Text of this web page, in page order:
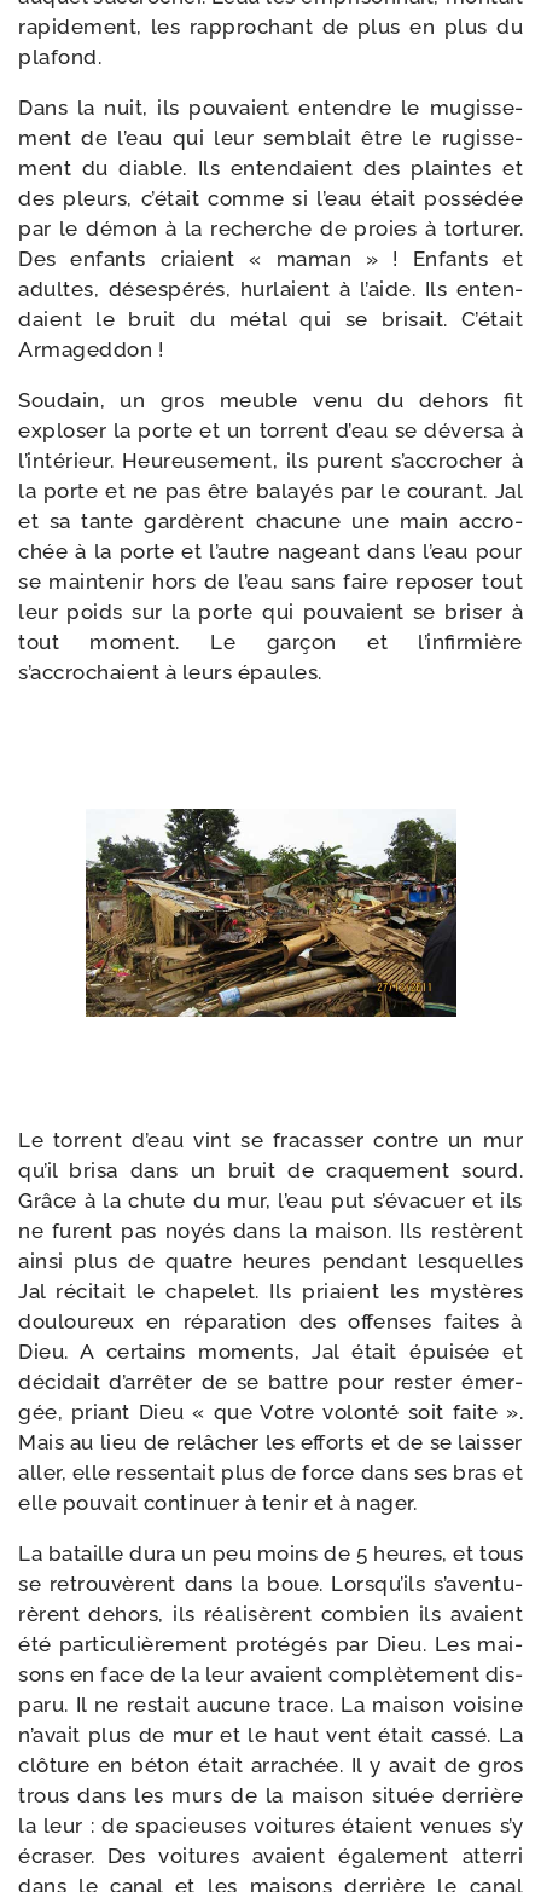
rapi­de­ment, les rap­pro­chant de plus en plus du
plafond.
Dans la nuit, ils pou­vaient entendre le mugis­se­
ment de l’eau qui leur sem­blait être le rugis­se­
ment du diable. Ils enten­daient des plaintes et
des pleurs, c’é­tait comme si l’eau était pos­sé­dée
par le démon à la recherche de proies à tor­tu­rer.
Des enfants criaient « maman » ! Enfants et
adultes, déses­pé­rés, hur­laient à l’aide. Ils enten­
daient le bruit du métal qui se bri­sait. C’était
Armageddon !
Soudain, un gros meuble venu du dehors fit
explo­ser la porte et un tor­rent d’eau se déver­sa à
l’in­té­rieur. Heureusement, ils purent s’ac­cro­cher à
la porte et ne pas être balayés par le cou­rant. Jal
et sa tante gar­dèrent cha­cune une main accro­
chée à la porte et l’autre nageant dans l’eau pour
se main­te­nir hors de l’eau sans faire repo­ser tout
leur poids sur la porte qui pou­vaient se bri­ser à
tout moment. Le gar­çon et l’infirmière
s’accrochaient à leurs épaules.
Le tor­rent d’eau vint se fra­cas­ser contre un mur
qu’il bri­sa dans un bruit de cra­que­ment sourd.
Grâce à la chute du mur, l’eau put s’é­va­cuer et ils
ne furent pas noyés dans la mai­son. Ils res­tèrent
ain­si plus de quatre heures pen­dant les­quelles
Jal réci­tait le cha­pe­let. Ils priaient les mys­tères
dou­lou­reux en répa­ra­tion des offenses faites à
Dieu. A cer­tains moments, Jal était épui­sée et
déci­dait d’ar­rê­ter de se battre pour res­ter émer­
gée, priant Dieu « que Votre volon­té soit faite ».
Mais au lieu de relâ­cher les efforts et de se lais­ser
aller, elle res­sen­tait plus de force dans ses bras et
elle pou­vait conti­nuer à tenir et à nager.
La bataille dura un peu moins de 5 heures, et tous
se retrou­vèrent dans la boue. Lorsqu’ils s’a­ven­tu­
rèrent dehors, ils réa­li­sèrent com­bien ils avaient
été par­ti­cu­liè­re­ment pro­té­gés par Dieu. Les mai­
sons en face de la leur avaient com­plè­te­ment dis­
pa­ru. Il ne res­tait aucune trace. La mai­son voi­sine
n’a­vait plus de mur et le haut vent était cas­sé. La
clô­ture en béton était arra­chée. Il y avait de gros
trous dans les murs de la mai­son située der­rière
la leur : de spa­cieuses voi­tures étaient venues s’y
écra­ser. Des voi­tures avaient éga­le­ment atter­ri
dans le canal et les mai­sons der­rière le canal